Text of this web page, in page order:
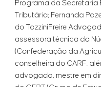
Programa da Secretaria
Tributária; Fernanda
do TozziniFreire
assessora técnica do
(Confederação da
conselheira do CARF,
advogado, mestre em